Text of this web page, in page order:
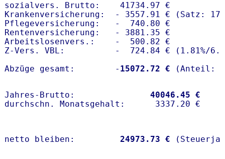
sozialvers. Brutto:    41734.97 €
Krankenversicherung:  - 3557.91 € (Satz:
Pflegeversicherung:   -  740.80 €
Rentenversicherung:   - 3881.35 €
Arbeitslosenvers.:    -  500.82 €
Z-Vers. VBL:          -  724.84 € ( 1.81%/
Abzüge gesamt:        - 15072.72 €
Jahres-Brutto: 40046.45 €
netto bleiben: 24973.73 €